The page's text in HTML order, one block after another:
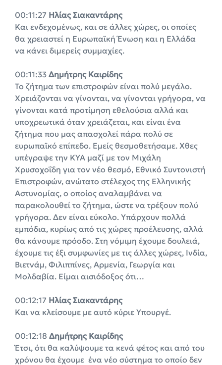
00:11:27 Ηλίας Σιακαντάρης
Και ενδεχομένως, και σε άλλες χώρες, οι οποίες
θα χρειαστεί η Ευρωπαϊκή Ένωση και η Ελλάδα
να κάνει διμερείς συμμαχίες.
00:11:33 Δημήτρης Καιρίδης
Το ζήτημα των επιστροφών είναι πολύ μεγάλο.
Χρειάζονται να γίνονται, να γίνονται γρήγορα, να
γίνονται κατά προτίμηση εθελούσια αλλά και
υποχρεωτικά όταν χρειάζεται, και είναι ένα
ζήτημα που μας απασχολεί πάρα πολύ σε
ευρωπαϊκό επίπεδο. Εμείς θεσμοθετήσαμε. Χθες
υπέγραψε την ΚΥΑ μαζί με τον Μιχάλη
Χρυσοχοΐδη για τον νέο θεσμό, Εθνικό Συντονιστή
Επιστροφών, ανώτατο στέλεχος της Ελληνικής
Αστυνομίας, ο οποίος αναλαμβάνει να
παρακολουθεί το ζήτημα, ώστε να τρέξουν πολύ
γρήγορα. Δεν είναι εύκολο. Υπάρχουν πολλά
εμπόδια, κυρίως από τις χώρες προέλευσης, αλλά
θα κάνουμε πρόοδο. Στη νόμιμη έχουμε δουλειά,
έχουμε τις έξι συμφωνίες με τις άλλες χώρες, Ινδία,
Βιετνάμ, Φιλιππίνες, Αρμενία, Γεωργία και
Μολδαβία. Είμαι αισιόδοξος ότι…
00:12:17 Ηλίας Σιακαντάρης
Και να κλείσουμε με αυτό κύριε Υπουργέ.
00:12:18 Δημήτρης Καιρίδης
Έτσι, ότι θα καλύψουμε τα κενά φέτος και από του
χρόνου θα έχουμε ένα νέο σύστημα το οποίο δεν